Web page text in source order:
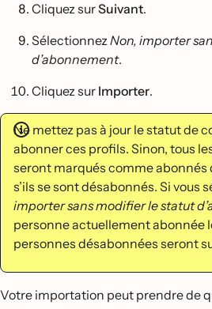
Cliquez surSuivant.
SélectionnezNon, importer
d’abonnement.
Cliquez sur Importer.
Ne mettez pas à jour le statut de
abonner ces profils. Sinon, tous
seront marqués comme abonnés
s’ils se sont désabonnés. Si vous
importer sans modifier le statut
personne actuellement abonnée
personnes désabonnées seront
Votre importation peut prendre de